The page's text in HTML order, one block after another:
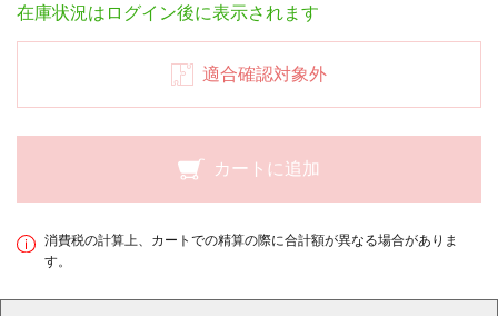
在庫状況はログイン後に表示されます
適合確認対象外
カートに追加
消費税の計算上、カートでの精算の際に合計額が異なる場合がありま
す。